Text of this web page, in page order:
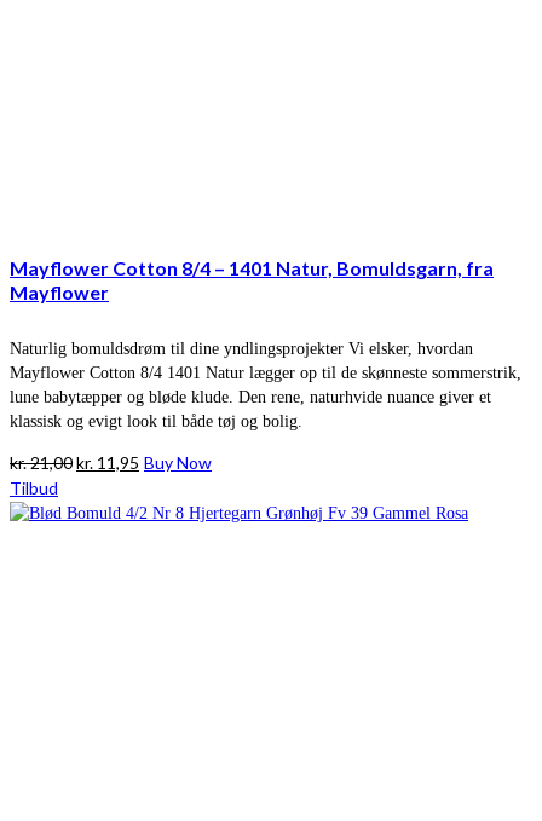
Mayflower Cotton 8/4 – 1401 Natur, Bomuldsgarn, fra
Mayflower
Naturlig bomuldsdrøm til dine yndlingsprojekter Vi elsker, hvordan
Mayflower Cotton 8/4 1401 Natur lægger op til de skønneste sommerstrik,
lune babytæpper og bløde klude. Den rene, naturhvide nuance giver et
klassisk og evigt look til både tøj og bolig.
kr.21,00Den
pris
kr. 11,95 Den
pris
Buy Now
Tilbud